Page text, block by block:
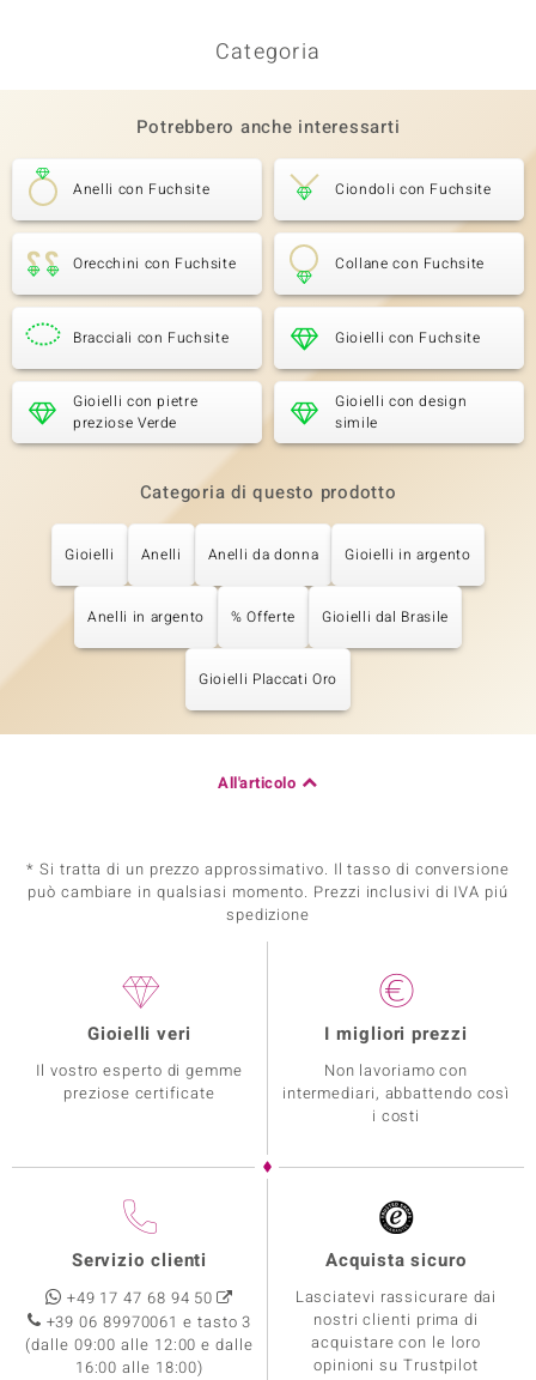
Categoria
Potrebbero anche interessarti
Anelli con Fuchsite Ciondoli con Fuchsite
Orecchini con Fuchsite Collane con Fuchsite
Bracciali con Fuchsite Gioielli con Fuchsite
Gioielli con pietre
preziose Verde
Gioielli con design
simile
Categoria di questo prodotto
Gioielli Anelli Anelli da donna Gioielli in argento
Anelli in argento % Offerte Gioielli dal Brasile
Gioielli Placcati Oro
All'articolo
* Si tratta di un prezzo approssimativo. Il tasso di conversione
può cambiare in qualsiasi momento. Prezzi inclusivi di IVA piú
spedizione
Gioielli veri
Il vostro esperto di gemme
preziose certificate
I migliori prezzi
Non lavoriamo con
intermediari, abbattendo così
i costi
Servizio clienti
+49 17 47 68 94 50
+39 06 89970061 e tasto 3
(dalle 09:00 alle 12:00 e dalle
16:00 alle 18:00)
Acquista sicuro
Lasciatevi rassicurare dai
nostri clienti prima di
acquistare con le loro
opinioni su Trustpilot